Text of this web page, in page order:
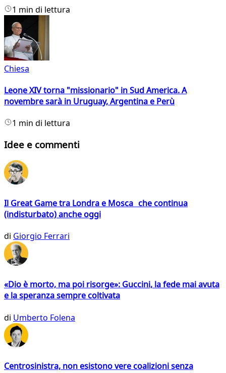
1 min di lettura
Chiesa
Leone XIV torna "missionario" in Sud America. A
novembre sarà in Uruguay, Argentina e Perù
1 min di lettura
Idee e commenti
Il Great Game tra Londra e Mosca che continua
(indisturbato) anche oggi
di Giorgio Ferrari
«Dio è morto, ma poi risorge»: Guccini, la fede mai avuta
e la speranza sempre coltivata
di Umberto Folena
Centrosinistra, non esistono vere coalizioni senza